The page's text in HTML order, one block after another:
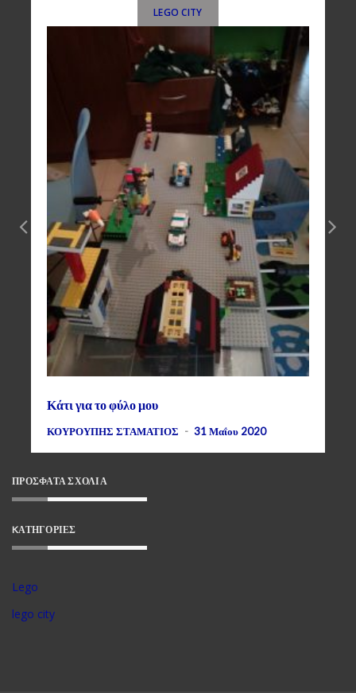
LEGO CITY
Κάτι για το φύλο μου
ΚΟΥΡΟΥΠΗΣ ΣΤΑΜΑΤΙΟΣ - 31 Μαΐου 2020
ΠΡΌΣΦΑΤΑ ΣΧΌΛΙΑ
KΑΤΗΓΟΡΊΕΣ
Lego
lego city